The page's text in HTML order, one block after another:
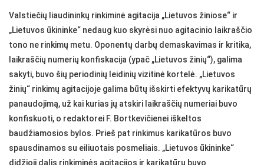
Valstiečių liaudininkų rinkiminė agitacija „Lietuvos žiniose“ ir
„Lietuvos ūkininke“ nedaug kuo skyrėsi nuo agitacinio laikraščio
tono ne rinkimų metu. Oponentų darbų demaskavimas ir kritika,
laikraščių numerių konfiskacija (ypač „Lietuvos žinių“), galima
sakyti, buvo šių periodinių leidinių vizitinė kortelė. „Lietuvos
žinių“ rinkimų agitacijoje galima būtų išskirti efektyvų karikatūrų
panaudojimą, už kai kurias jų atskiri laikraščių numeriai buvo
konfiskuoti, o redaktorei F. Bortkevičienei iškeltos
baudžiamosios bylos. Prieš pat rinkimus karikatūros buvo
spausdinamos su eiliuotais posmeliais. „Lietuvos ūkininke“
didžioji dalis rinkiminės agitacijos ir karikatūrų buvo